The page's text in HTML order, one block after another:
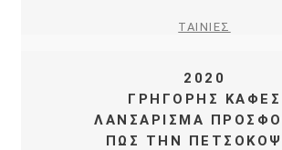
ΤΑΙΝΙΕΣ
2020
ΓΡΗΓΟΡΗΣ ΚΑΦΕΣ
ΛΑΝΣΑΡΙΣΜΑ
ΠΩΣ ΤΗΝ